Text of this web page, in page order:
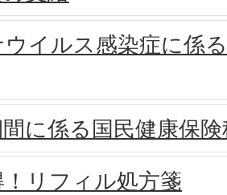
イルス感染症に係
に係る国民健康保
リフィル処方箋